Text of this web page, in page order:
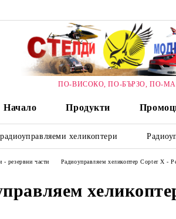
ПО-ВИСОКО, ПО-БЪРЗО, ПО-
Начало Продукти
хеликоптери
- резервни части Радиоуправляем хеликоптер Copter X -